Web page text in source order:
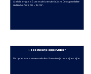
Stel de lengte is 5 cm en de breedte is 3 cm. De oppervlakte
is dan 5 cm x 3 cm = 15 cm².
Hoe bereken je oppervlakte?
De oppervlakte van een vierkant bereken je door zijde x zijde.